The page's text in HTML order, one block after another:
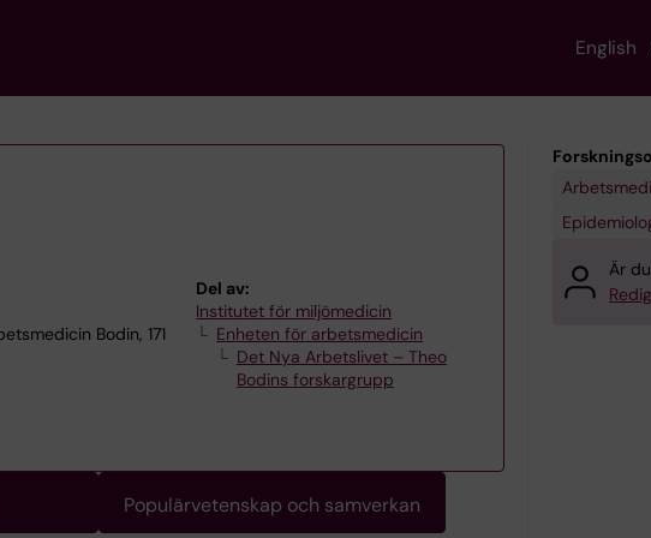
English
Bodin, 171
Del av:
Institutet för miljömedicin
Enheten för arbetsmedicin
Det Nya Arbetslivet – Theo
Bodins forskargrupp
Populärvetenskap och samverkan
Är